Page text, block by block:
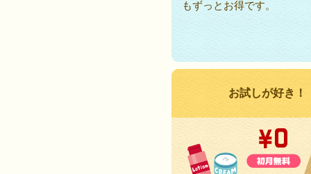
もずっとお得です。
お試しが好き！